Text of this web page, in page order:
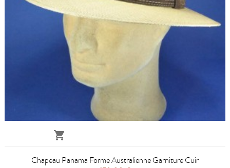

Chapeau Panama Forme Australienne Garniture Cuir